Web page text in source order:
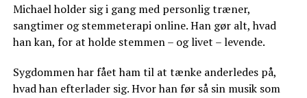
Michael holder sig i gang med personlig træner,
sangtimer og stemmeterapi online. Han gør alt, hvad
han kan, for at holde stemmen – og livet – levende.
Sygdommen har fået ham til at tænke anderledes på,
hvad han efterlader sig. Hvor han før så sin musik som